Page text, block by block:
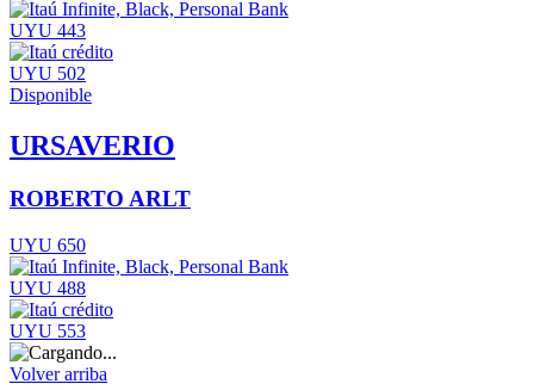
UYU 443
UYU 502
Disponible
URSAVERIO
ROBERTO ARLT
UYU 650
UYU 488
UYU 553
Volver arriba